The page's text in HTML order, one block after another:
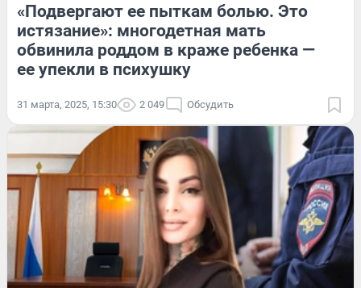
«Подвергают ее пыткам болью. Это
истязание»: многодетная мать
обвинила роддом в краже ребенка —
ее упекли в психушку
31 марта, 2025, 15:30 2 049 Обсудить